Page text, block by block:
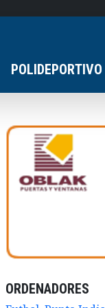
POLIDEPORTIVO
ORDENADORES